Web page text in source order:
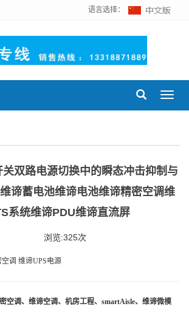
语言选择：
双路电源切换中的瞬态冲击抑制与
谛蓄电池维谛电池维谛精密空调维
系统维谛PDU维谛直流屏
浏览:325次
调 维谛UPS电源
空调、 维谛空调、 机房工程、 smartAisle、 维谛微模